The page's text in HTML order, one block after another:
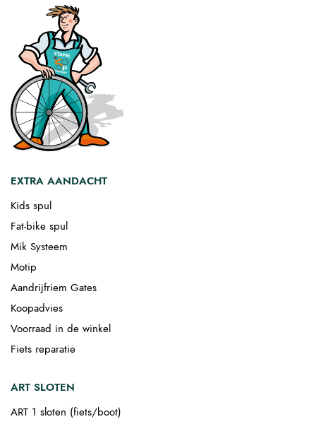
EXTRA AANDACHT
Kids spul
Fat-bike spul
Mik Systeem
Motip
Aandrijfriem Gates
Koopadvies
Voorraad in de winkel
Fiets reparatie
ART SLOTEN
ART 1 sloten (fiets/boot)